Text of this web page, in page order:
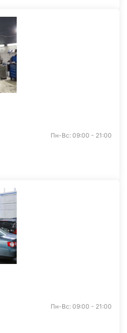
Пн-Вс: 09:00 - 21:00
Пн-Вс: 09:00 - 21:00